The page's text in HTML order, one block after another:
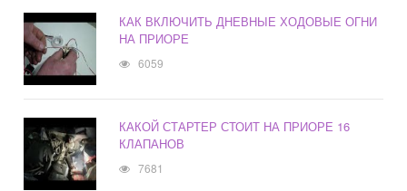
КАК ВКЛЮЧИТЬ ДНЕВНЫЕ ХОДОВЫЕ ОГНИ
НА ПРИОРЕ
6059
КАКОЙ СТАРТЕР СТОИТ НА ПРИОРЕ 16
КЛАПАНОВ
7681